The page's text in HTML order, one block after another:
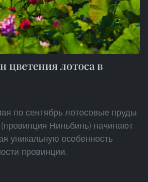
цветения лотоса в
по сентябрь лотосовые пруды
Ниньбинь) начинают
уникальную особенность
провинции.